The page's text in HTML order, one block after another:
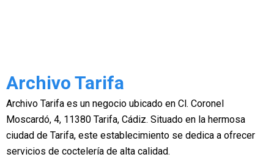
Archivo Tarifa
Archivo Tarifa es un negocio ubicado en Cl. Coronel
Moscardó, 4, 11380 Tarifa, Cádiz. Situado en la hermosa
ciudad de Tarifa, este establecimiento se dedica a ofrecer
servicios de coctelería de alta calidad.